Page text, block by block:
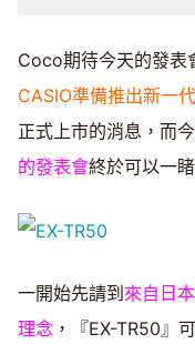
Coco期待今天的發表
CASIO準備推出新一
正式上市的消息，而
的發表會終於可以一
一開始先請到來自日
理念 ，『EX-TR50』